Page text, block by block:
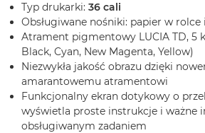
Typ drukarki: 36 cali
Obsługiwane nośniki: papier w rolce
Atrament pigmentowy LUCIA TD, 5
Black, Cyan, New Magenta, Yellow)
Niezwykła jakość obrazu dzięki
amarantowemu atramentowi
Funkcjonalny ekran dotykowy o
wyświetla proste instrukcje i ważne
obsługiwanym zadaniem